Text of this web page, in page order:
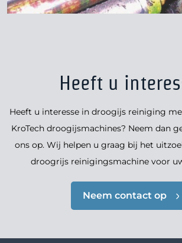
Heeft u
Heeft u interesse in droogijs reiniging
KroTech droogijsmachines? Neem dan
ons op. Wij helpen u graag bij het
droogrijs reinigingsmachine voor
Neem contact op